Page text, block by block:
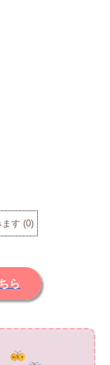
す (0)
ら